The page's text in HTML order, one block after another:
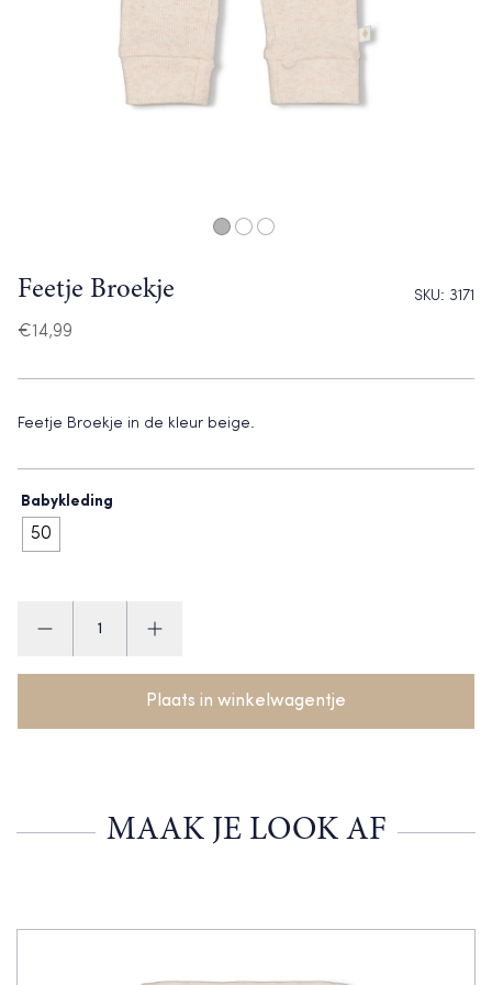
Feetje Broekje SKU: 3171
€14,99
Feetje Broekje in de kleur beige.
Babykleding
50
Broekje
Plaats in winkelwagentje
MAAK JE LOOK AF